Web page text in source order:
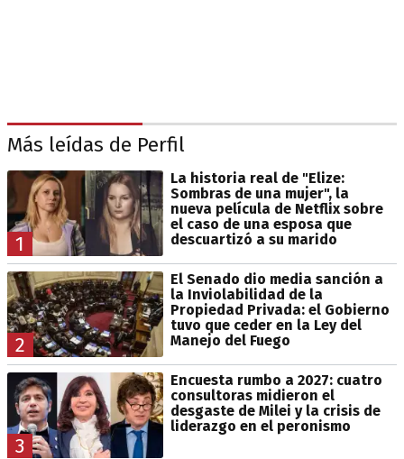
Más leídas de Perfil
1
La historia real de "Elize:
Sombras de una mujer", la
nueva película de Netflix sobre
el caso de una esposa que
descuartizó a su marido
2
El Senado dio media sanción a
la Inviolabilidad de la
Propiedad Privada: el Gobierno
tuvo que ceder en la Ley del
Manejo del Fuego
3
Encuesta rumbo a 2027: cuatro
consultoras midieron el
desgaste de Milei y la crisis de
liderazgo en el peronismo